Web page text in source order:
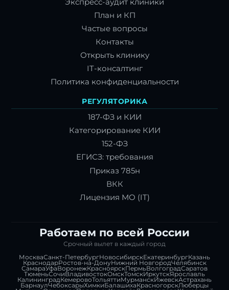
Экспресс-аудит клиники
План и КП
Частые вопросы
Контакты
Открыть клинику
IT-консалтинг
Политика конфиденциальности
РЕГУЛЯТОРИКА
187-ФЗ и КИИ
Категорирование КИИ
152-ФЗ
ЕГИСЗ: требования
Приказ 785н
ВКК
Лицензия МО (IT)
Работаем по всей России
Срочный вылет в каждый город
МоскваСанкт-ПетербургНовосибирскЕкатеринбургКазань
КраснодарРостов-на-ДонуНижний НовгородЧелябинск
СамараУфаВоронежКрасноярскПермьВолгоградСаратов
ТюменьСочиВладивостокОмскТомскИркутскЯрославль
КалининградКемеровоТольяттиМурманскИжевскАстрахань
БарнаулЧебоксарыХимкиБалашихаКрасногорскЛюберцы